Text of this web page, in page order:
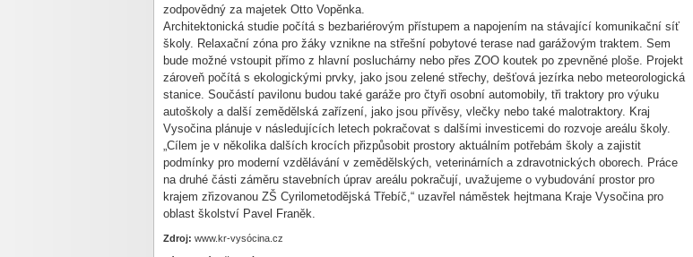
zodpovědný za majetek Otto Vopěnka.
Architektonická studie počítá s bezbariérovým přístupem a napojením na stávající komunikační síť
školy. Relaxační zóna pro žáky vznikne na střešní pobytové terase nad garážovým traktem. Sem
bude možné vstoupit přímo z hlavní posluchárny nebo přes ZOO koutek po zpevněné ploše. Projekt
zároveň počítá s ekologickými prvky, jako jsou zelené střechy, dešťová jezírka nebo meteorologická
stanice. Součástí pavilonu budou také garáže pro čtyři osobní automobily, tři traktory pro výuku
autoškoly a další zemědělská zařízení, jako jsou přívěsy, vlečky nebo také malotraktory. Kraj
Vysočina plánuje v následujících letech pokračovat s dalšími investicemi do rozvoje areálu školy.
„Cílem je v několika dalších krocích přizpůsobit prostory aktuálním potřebám školy a zajistit
podmínky pro moderní vzdělávání v zemědělských, veterinárních a zdravotnických oborech. Práce
na druhé části záměru stavebních úprav areálu pokračují, uvažujeme o vybudování prostor pro
krajem zřizovanou ZŠ Cyrilometodějská Třebíč,“ uzavřel náměstek hejtmana Kraje Vysočina pro
oblast školství Pavel Franěk.
Zdroj: www.kr-vysócina.cz